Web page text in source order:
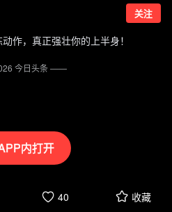
内打开
关注
作，真正强壮你的上半身！
40 收藏
今日头条——